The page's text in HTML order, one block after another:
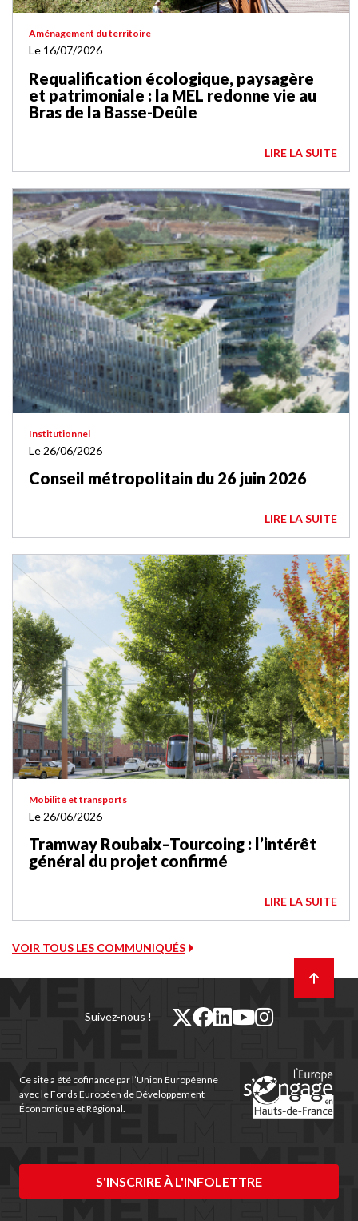
VOIR TOUS LES COMMUNIQUÉS
Aménagement du territoire
Le 16/07/2026
Requalification écologique, paysagère
et patrimoniale : la MEL redonne vie au
Bras de la Basse-Deûle
LIRE LA SUITE
Institutionnel
Le 26/06/2026
Conseil métropolitain du 26 juin 2026
LIRE LA SUITE
Mobilité et transports
Le 26/06/2026
Tramway Roubaix–Tourcoing : l’intérêt
général du projet confirmé
LIRE LA SUITE
Suivez-nous !
twitter
facebook
linkedin
fenêtre)
youtube
fenêtre)
instagram
fenêtre)
Ce site a été cofinancé par l’Union Européenne
avec le Fonds Européen de Développement
Économique et Régional.
S'INSCRIRE À L'INFOLETTRE
en
haut